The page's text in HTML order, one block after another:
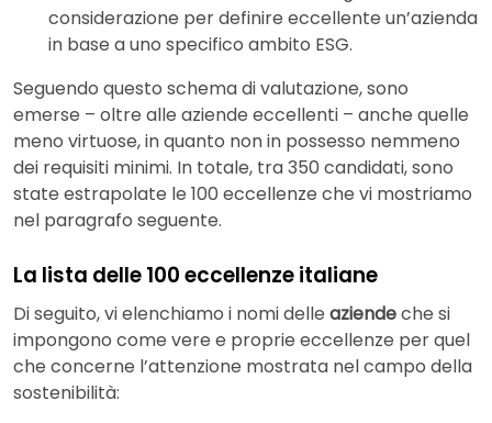
considerazione per definire eccellente un’azienda
in base a uno specifico ambito ESG.
Seguendo questo schema di valutazione, sono
emerse – oltre alle aziende eccellenti – anche quelle
meno virtuose, in quanto non in possesso nemmeno
dei requisiti minimi. In totale, tra 350 candidati, sono
state estrapolate le 100 eccellenze che vi mostriamo
nel paragrafo seguente.
La lista delle 100 eccellenze italiane
Di seguito, vi elenchiamo i nomi delle aziendeche si
impongono come vere e proprie eccellenze per quel
che concerne l’attenzione mostrata nel campo della
sostenibilità: